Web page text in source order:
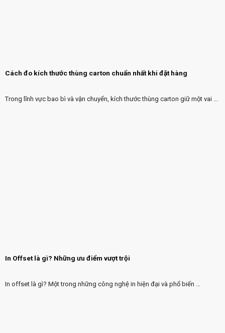
Cách đo kích thước thùng carton chuẩn nhất khi đặt hàng
Trong lĩnh vực bao bì và vận chuyển, kích thước thùng carton giữ một vai ...
In Offset là gì? Những ưu điểm vượt trội
In offset là gì? Một trong những công nghệ in hiện đại và phổ biến ...